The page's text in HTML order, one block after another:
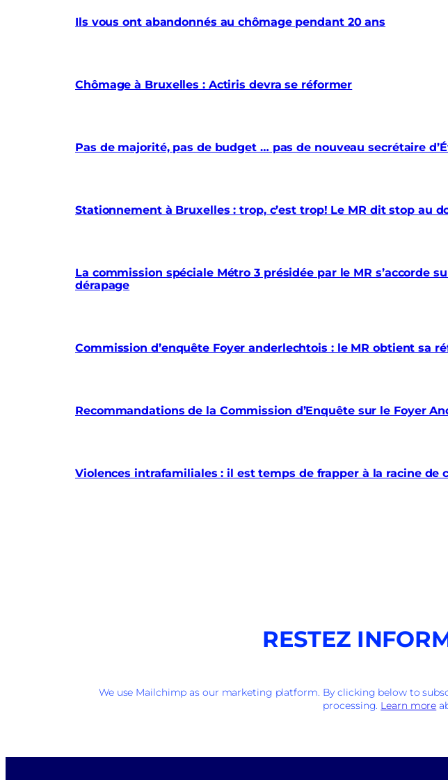
Ils vous ont abandonnés au chômage pendant 20 ans
Chômage à Bruxelles : Actiris devra se réformer
Pas de majorité, pas de budget … pas de nouveau secrétaire
Stationnement à Bruxelles : trop, c’est trop! Le MR dit stop au
La commission spéciale Métro 3 présidée par le MR s’accorde
dérapage
Commission d’enquête Foyer anderlechtois : le MR obtient sa
Recommandations de la Commission d’Enquête sur le Foyer
Violences intrafamiliales : il est temps de frapper à la racine de
RESTEZ
We use Mailchimp as our marketing platform. By clicking below to
processing. Learn more